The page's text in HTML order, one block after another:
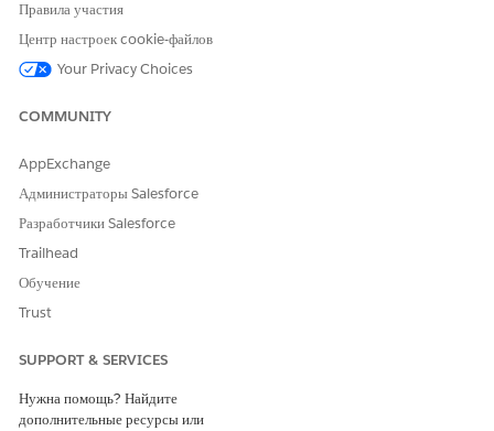
Правила участия
Центр настроек cookie-файлов
Your Privacy Choices
COMMUNITY
AppExchange
Администраторы Salesforce
Разработчики Salesforce
Trailhead
Обучение
Trust
SUPPORT & SERVICES
Нужна помощь? Найдите
дополнительные ресурсы или